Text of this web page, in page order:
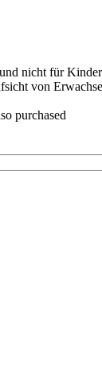
nicht für
von
purchased